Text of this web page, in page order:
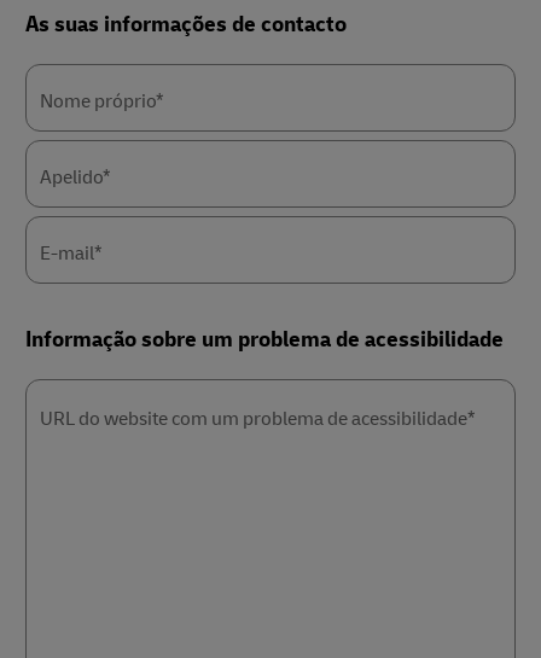
As suas informações de contacto
Nome próprio*
Apelido*
E-mail*
Informação sobre um problema de acessibilidade
URL do website com um problema de acessibilidade*
Forms
Summary